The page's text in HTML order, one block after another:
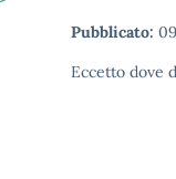
Pubblicato:
Eccetto dove